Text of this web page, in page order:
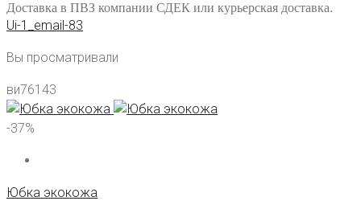
Доставка в ПВЗ компании СДЕК или курьерская доставка.
Ui-1_email-83
Вы просматривали
ви76143
-37%
Юбка экокожа